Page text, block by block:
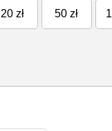
20 zł 50 zł